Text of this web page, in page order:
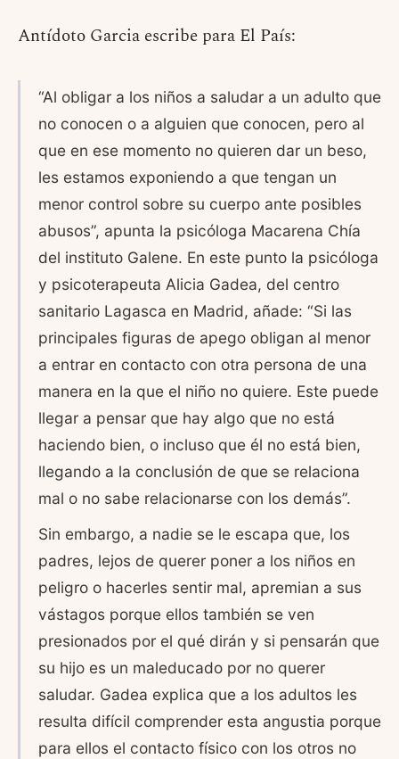
Antídoto Garcia escribe para El País:
“Al obligar a los niños a saludar a un adulto que
no conocen o a alguien que conocen, pero al
que en ese momento no quieren dar un beso,
les estamos exponiendo a que tengan un
menor control sobre su cuerpo ante posibles
abusos”, apunta la psicóloga Macarena Chía
del instituto Galene. En este punto la psicóloga
y psicoterapeuta Alicia Gadea, del centro
sanitario Lagasca en Madrid, añade: “Si las
principales figuras de apego obligan al menor
a entrar en contacto con otra persona de una
manera en la que el niño no quiere. Este puede
llegar a pensar que hay algo que no está
haciendo bien, o incluso que él no está bien,
llegando a la conclusión de que se relaciona
mal o no sabe relacionarse con los demás”.
Sin embargo, a nadie se le escapa que, los
padres, lejos de querer poner a los niños en
peligro o hacerles sentir mal, apremian a sus
vástagos porque ellos también se ven
presionados por el qué dirán y si pensarán que
su hijo es un maleducado por no querer
saludar. Gadea explica que a los adultos les
resulta difícil comprender esta angustia porque
para ellos el contacto físico con los otros no